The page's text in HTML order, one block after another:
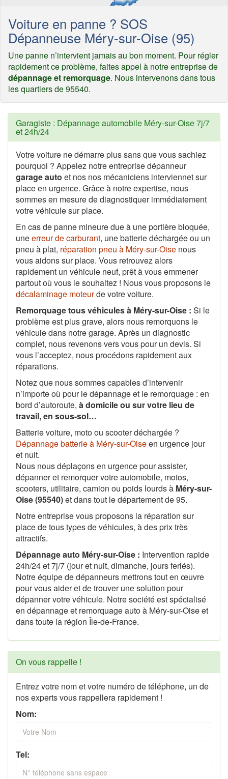
Voiture en panne ? SOS
Dépanneuse Méry-sur-Oise (95)
Une panne n’intervient jamais au bon moment. Pour régler
rapidement ce problème, faites appel à notre entreprise de
dépannage et remorquage. Nous intervenons dans tous
les quartiers de 95540.
Garagiste : Dépannage automobile Méry-sur-Oise 7j/7
et 24h/24
Votre voiture ne démarre plus sans que vous sachiez
pourquoi ? Appelez notre entreprise dépanneur
garage auto et nos nos mécaniciens interviennet sur
place en urgence. Grâce à notre expertise, nous
sommes en mesure de diagnostiquer immédiatement
votre véhicule sur place.
En cas de panne mineure due à une portière bloquée,
uneerreur de carburant, une batterie déchargée ou un
pneu à plat, réparation pneu à Méry-sur-Oise nous
vous aidons sur place. Vous retrouvez alors
rapidement un véhicule neuf, prêt à vous emmener
partout où vous le souhaitez ! Nous vous proposons le
décalaminage moteurde votre voiture.
Remorquage tous véhicules à Méry-sur-Oise : Si le
problème est plus grave, alors nous remorquons le
véhicule dans notre garage. Après un diagnostic
complet, nous revenons vers vous pour un devis. Si
vous l’acceptez, nous procédons rapidement aux
réparations.
Notez que nous sommes capables d’intervenir
n’importe où pour le dépannage et le remorquage : en
bord d’autoroute, à domicile ou sur votre lieu de
travail, en sous-sol…
Batterie voiture, moto ou scooter déchargée ?
Dépannage batterie à Méry-sur-Oiseen urgence jour
et nuit.
Nous nous déplaçons en urgence pour assister,
dépanner et remorquer votre automobile, motos,
scooters, utilitaire, camion ou poids lourds à Méry-sur-
Oise (95540)et dans tout le département de 95.
Notre entreprise vous proposons la réparation sur
place de tous types de véhicules, à des prix très
attractifs.
Dépannage auto Méry-sur-Oise : Intervention rapide
24h/24 et 7j/7 (jour et nuit, dimanche, jours feriés).
Notre équipe de dépanneurs mettrons tout en œuvre
pour vous aider et de trouver une solution pour
dépanner votre véhicule. Notre société est spécialisé
en dépannage et remorquage auto à Méry-sur-Oise et
dans toute la région Île-de-France.
On vous rappelle !
Entrez votre nom et votre numéro de téléphone, un de
nos experts vous rappellera rapidement !
Nom:
Tel: